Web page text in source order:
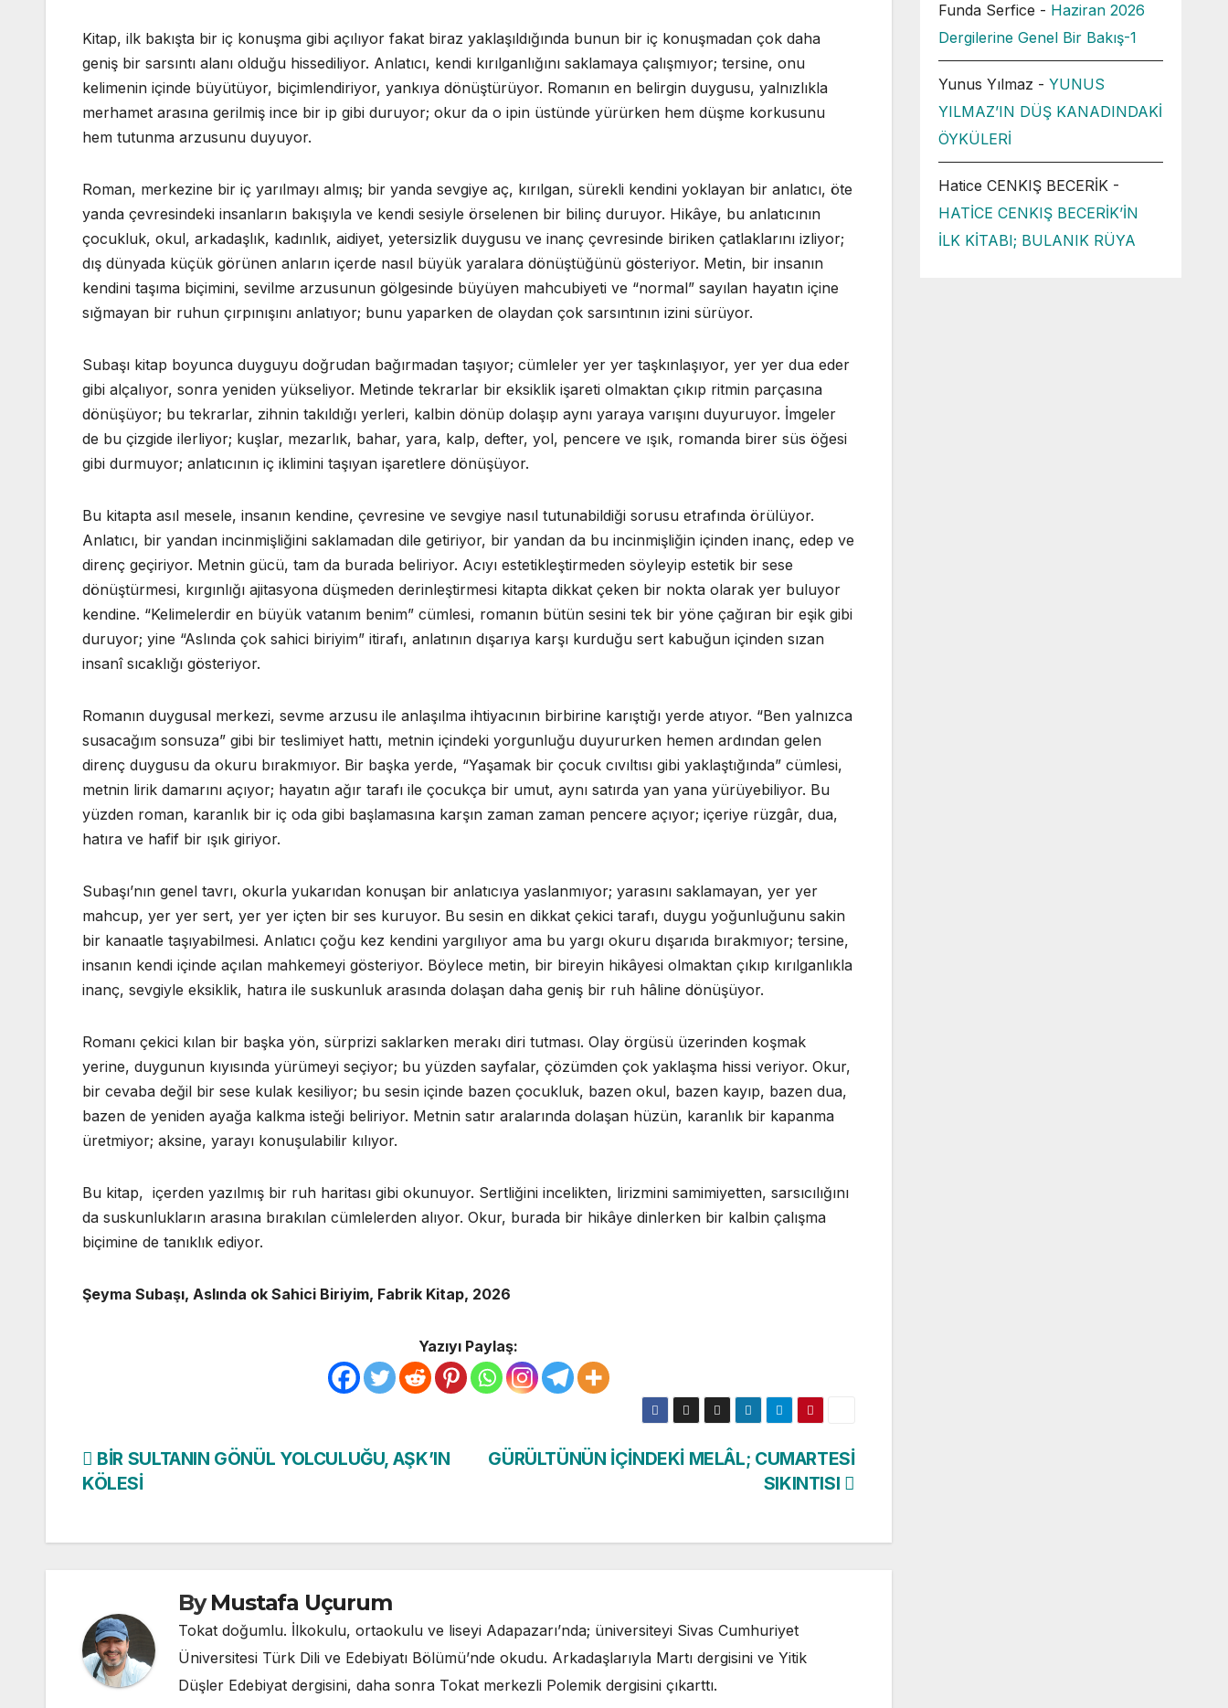
Kitap, ilk bakışta bir iç konuşma gibi açılıyor fakat biraz yaklaşıldığında bunun bir iç konuşmadan çok daha
geniş bir sarsıntı alanı olduğu hissediliyor. Anlatıcı, kendi kırılganlığını saklamaya çalışmıyor; tersine, onu
kelimenin içinde büyütüyor, biçimlendiriyor, yankıya dönüştürüyor. Romanın en belirgin duygusu, yalnızlıkla
merhamet arasına gerilmiş ince bir ip gibi duruyor; okur da o ipin üstünde yürürken hem düşme korkusunu
hem tutunma arzusunu duyuyor.
Roman, merkezine bir iç yarılmayı almış; bir yanda sevgiye aç, kırılgan, sürekli kendini yoklayan bir anlatıcı, öte
yanda çevresindeki insanların bakışıyla ve kendi sesiyle örselenen bir bilinç duruyor. Hikâye, bu anlatıcının
çocukluk, okul, arkadaşlık, kadınlık, aidiyet, yetersizlik duygusu ve inanç çevresinde biriken çatlaklarını izliyor;
dış dünyada küçük görünen anların içerde nasıl büyük yaralara dönüştüğünü gösteriyor. Metin, bir insanın
kendini taşıma biçimini, sevilme arzusunun gölgesinde büyüyen mahcubiyeti ve “normal” sayılan hayatın içine
sığmayan bir ruhun çırpınışını anlatıyor; bunu yaparken de olaydan çok sarsıntının izini sürüyor.
Subaşı kitap boyunca duyguyu doğrudan bağırmadan taşıyor; cümleler yer yer taşkınlaşıyor, yer yer dua eder
gibi alçalıyor, sonra yeniden yükseliyor. Metinde tekrarlar bir eksiklik işareti olmaktan çıkıp ritmin parçasına
dönüşüyor; bu tekrarlar, zihnin takıldığı yerleri, kalbin dönüp dolaşıp aynı yaraya varışını duyuruyor. İmgeler
de bu çizgide ilerliyor; kuşlar, mezarlık, bahar, yara, kalp, defter, yol, pencere ve ışık, romanda birer süs öğesi
gibi durmuyor; anlatıcının iç iklimini taşıyan işaretlere dönüşüyor.
Bu kitapta asıl mesele, insanın kendine, çevresine ve sevgiye nasıl tutunabildiği sorusu etrafında örülüyor.
Anlatıcı, bir yandan incinmişliğini saklamadan dile getiriyor, bir yandan da bu incinmişliğin içinden inanç, edep ve
direnç geçiriyor. Metnin gücü, tam da burada beliriyor. Acıyı estetikleştirmeden söyleyip estetik bir sese
dönüştürmesi, kırgınlığı ajitasyona düşmeden derinleştirmesi kitapta dikkat çeken bir nokta olarak yer buluyor
kendine. “Kelimelerdir en büyük vatanım benim” cümlesi, romanın bütün sesini tek bir yöne çağıran bir eşik gibi
duruyor; yine “Aslında çok sahici biriyim” itirafı, anlatının dışarıya karşı kurduğu sert kabuğun içinden sızan
insanî sıcaklığı gösteriyor.
Romanın duygusal merkezi, sevme arzusu ile anlaşılma ihtiyacının birbirine karıştığı yerde atıyor. “Ben yalnızca
susacağım sonsuza” gibi bir teslimiyet hattı, metnin içindeki yorgunluğu duyururken hemen ardından gelen
direnç duygusu da okuru bırakmıyor. Bir başka yerde, “Yaşamak bir çocuk cıvıltısı gibi yaklaştığında” cümlesi,
metnin lirik damarını açıyor; hayatın ağır tarafı ile çocukça bir umut, aynı satırda yan yana yürüyebiliyor. Bu
yüzden roman, karanlık bir iç oda gibi başlamasına karşın zaman zaman pencere açıyor; içeriye rüzgâr, dua,
hatıra ve hafif bir ışık giriyor.
Subaşı’nın genel tavrı, okurla yukarıdan konuşan bir anlatıcıya yaslanmıyor; yarasını saklamayan, yer yer
mahcup, yer yer sert, yer yer içten bir ses kuruyor. Bu sesin en dikkat çekici tarafı, duygu yoğunluğunu sakin
bir kanaatle taşıyabilmesi. Anlatıcı çoğu kez kendini yargılıyor ama bu yargı okuru dışarıda bırakmıyor; tersine,
insanın kendi içinde açılan mahkemeyi gösteriyor. Böylece metin, bir bireyin hikâyesi olmaktan çıkıp kırılganlıkla
inanç, sevgiyle eksiklik, hatıra ile suskunluk arasında dolaşan daha geniş bir ruh hâline dönüşüyor.
Romanı çekici kılan bir başka yön, sürprizi saklarken merakı diri tutması. Olay örgüsü üzerinden koşmak
yerine, duygunun kıyısında yürümeyi seçiyor; bu yüzden sayfalar, çözümden çok yaklaşma hissi veriyor. Okur,
bir cevaba değil bir sese kulak kesiliyor; bu sesin içinde bazen çocukluk, bazen okul, bazen kayıp, bazen dua,
bazen de yeniden ayağa kalkma isteği beliriyor. Metnin satır aralarında dolaşan hüzün, karanlık bir kapanma
üretmiyor; aksine, yarayı konuşulabilir kılıyor.
Bu kitap, içerden yazılmış bir ruh haritası gibi okunuyor. Sertliğini incelikten, lirizmini samimiyetten, sarsıcılığını
da suskunlukların arasına bırakılan cümlelerden alıyor. Okur, burada bir hikâye dinlerken bir kalbin çalışma
biçimine de tanıklık ediyor.
Şeyma Subaşı, Aslında ok Sahici Biriyim, Fabrik Kitap, 2026
Yazıyı Paylaş:
Yazı
GÜRÜLTÜNÜN İÇİNDEKİ MELÂL; CUMARTESİ
SIKINTISI
BİR SULTANIN GÖNÜL YOLCULUĞU, AŞK’IN
KÖLESİ
ByMustafa Uçurum
Tokat doğumlu. İlkokulu, ortaokulu ve liseyi Adapazarı’nda; üniversiteyi Sivas Cumhuriyet
Üniversitesi Türk Dili ve Edebiyatı Bölümü’nde okudu. Arkadaşlarıyla Martı dergisini ve Yitik
Düşler Edebiyat dergisini, daha sonra Tokat merkezli Polemik dergisini çıkarttı.
Funda Serfice - Haziran 2026
Dergilerine Genel Bir Bakış-1
Yunus Yılmaz - YUNUS
YILMAZ’IN DÜŞ KANADINDAKİ
ÖYKÜLERİ
Hatice CENKIŞ BECERİK-
HATİCE CENKIŞ BECERİK’İN
İLK KİTABI; BULANIK RÜYA